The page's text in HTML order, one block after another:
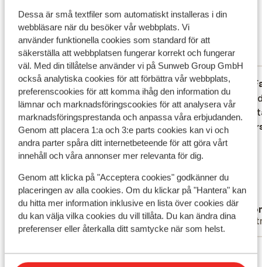
Dessa är små textfiler som automatiskt installeras i din
webbläsare när du besöker vår webbplats. Vi
använder funktionella cookies som standard för att
säkerställa att webbplatsen fungerar korrekt och fungerar
väl. Med din tillåtelse använder vi på Sunweb Group GmbH
också analytiska cookies för att förbättra vår webbplats,
preferenscookies för att komma ihåg den information du
lämnar och marknadsföringscookies för att analysera vår
marknadsföringsprestanda och anpassa våra erbjudanden.
Genom att placera 1:a och 3:e parts cookies kan vi och
andra parter spåra ditt internetbeteende för att göra vårt
innehåll och våra annonser mer relevanta för dig.
Genom att klicka på "Acceptera cookies" godkänner du
placeringen av alla cookies. Om du klickar på "Hantera" kan
du hitta mer information inklusive en lista över cookies där
du kan välja vilka cookies du vill tillåta. Du kan ändra dina
preferenser eller återkalla ditt samtycke när som helst.
samt en pool/snackbar. Omgivningarna Gå vilse i de
labyrintliknande gränderna i medinan, låt dig förtrollas
av soukernas dofter och färger och njut av den livliga
atmosfären på det berömda torget Jeema el-Fna.
Hotellet är centralt beläget så du finner allt du behöver
i din omedelbara närhet.
Mer om recensioner
9.5 Fantastisk
5 omdömen
Mest bokad av partner
9.7 Fantastisk
20 aug. 2025
Un Riad très bien situé dans la Kasbah et
centre ville. A 10 mn de la place Jemaa El
Fna. Très belle infrastructure hôtelière
avec une belle piscine et une excellente
restauration. Quand au personnel et sa
chaleureux. On se sent comme à la maison
!
Un Riad très bien situé dans la Kasbah et
centre ville. A 10 mn de la place Jemaa El
Fna. Très belle infrastructure hôtelière
avec une belle piscine et une excellente
restauration. Quand au personnel et sa
chaleureux. O...mer
Översätt till svenska
BBLF
Ensam
Rigtig
ligger
Rigtig
ligger
Visa alla 5 omdömen